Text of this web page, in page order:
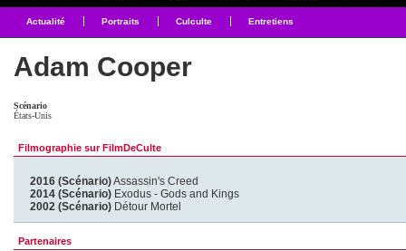
Actualité Portraits Culculte Entretiens
Adam Cooper
Scénario
États-Unis
Filmographie sur FilmDeCulte
2016 (Scénario)Assassin's Creed
2014 (Scénario) Exodus - Gods and Kings
2002 (Scénario) Détour Mortel
Partenaires